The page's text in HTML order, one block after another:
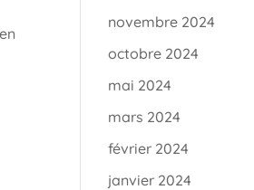
novembre 2024
octobre 2024
mai 2024
mars 2024
février 2024
janvier 2024